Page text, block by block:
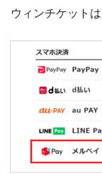
ウィンチケット